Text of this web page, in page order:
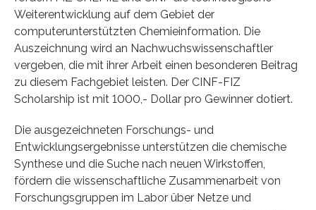
Weiterentwicklung auf dem Gebiet der
computerunterstützten Chemieinformation. Die
Auszeichnung wird an Nachwuchswissenschaftler
vergeben, die mit ihrer Arbeit einen besonderen Beitrag
zu diesem Fachgebiet leisten. Der CINF-FIZ
Scholarship ist mit 1000,- Dollar pro Gewinner dotiert.
Die ausgezeichneten Forschungs- und
Entwicklungsergebnisse unterstützen die chemische
Synthese und die Suche nach neuen Wirkstoffen,
fördern die wissenschaftliche Zusammenarbeit von
Forschungsgruppen im Labor über Netze und